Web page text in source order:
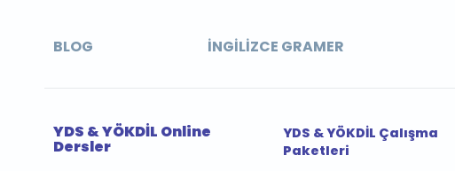
BLOG İNGILIZCE GRAMER
YDS & YÖKDİL Online
Dersler
YDS & YÖKDİL Çalışma
Paketleri